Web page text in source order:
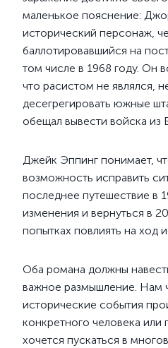
маленькое пояснение:
исторический персонаж,
баллотировавшийся на
том числе в 1968 году. Он
что расистом не являлся,
десегрегировать южные
обещал вывести войска из
Джейк Эппинг понимает,
возможность исправить
последнее путешествие в
изменения и вернуться в
попытках повлиять на ход
Оба романа должны
важное размышление. Нам
исторические события
конкретного человека или
хочется пускаться в